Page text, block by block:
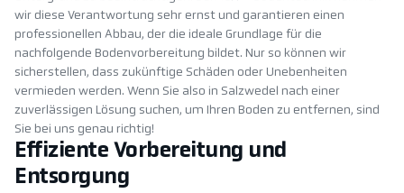
wir diese Verantwortung sehr ernst und garantieren einen
professionellen Abbau, der die ideale Grundlage für die
nachfolgende Bodenvorbereitung bildet. Nur so können wir
sicherstellen, dass zukünftige Schäden oder Unebenheiten
vermieden werden. Wenn Sie also in Salzwedel nach einer
zuverlässigen Lösung suchen, um Ihren Boden zu entfernen, sind
Sie bei uns genau richtig!
Effiziente Vorbereitung und
Entsorgung